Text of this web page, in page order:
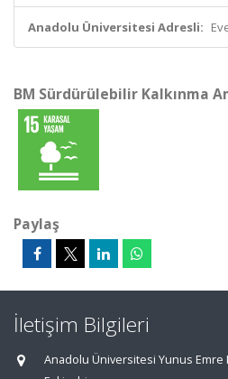
Anadolu Üniversitesi Adresli:
BM Sürdürülebilir Kalkınma
Paylaş
İletişim Bilgileri
Anadolu Üniversitesi Yunus Emre